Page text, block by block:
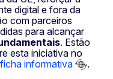
digital e fora da
com parceiros
para alcançar
. Estão
esta iniciativa no
ficha informativa
.